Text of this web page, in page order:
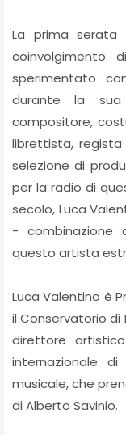
La prima serata
coinvolgimento
sperimentato
durante la sua
compositore,
librettista,
selezione di
per la radio di
secolo, Luca
- combinazione
questo artista
Luca Valentino è
il Conservatorio di
direttore
internazionale
musicale, che
di Alberto Savinio.